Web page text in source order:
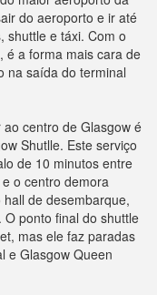
do aeroporto e ir até
shuttle e táxi. Com o
é a forma mais cara de
na saída do terminal
centro de Glasgow é
Shutlle. Este serviço
de 10 minutos entre
o centro demora
de desembarque,
ponto final do shuttle
mas ele faz paradas
e Glasgow Queen